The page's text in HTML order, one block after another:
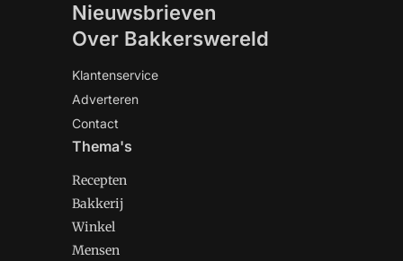
Nieuwsbrieven
Over Bakkerswereld
Klantenservice
Adverteren
Contact
Thema's
Recepten
Bakkerij
Winkel
Mensen